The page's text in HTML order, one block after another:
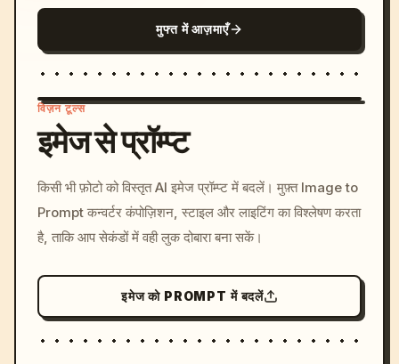
मुफ्त में आज़माएँ
c, cyberpunk sunset, neon
colors, 8k --v 6.0
विज़न टूल्स
इमेज से प्रॉम्प्ट
किसी भी फ़ोटो को विस्तृत AI इमेज प्रॉम्प्ट में बदलें। मुफ़्त Image to
Prompt कन्वर्टर कंपोज़िशन, स्टाइल और लाइटिंग का विश्लेषण करता
है, ताकि आप सेकंडों में वही लुक दोबारा बना सकें।
इमेज को PROMPT में बदलें